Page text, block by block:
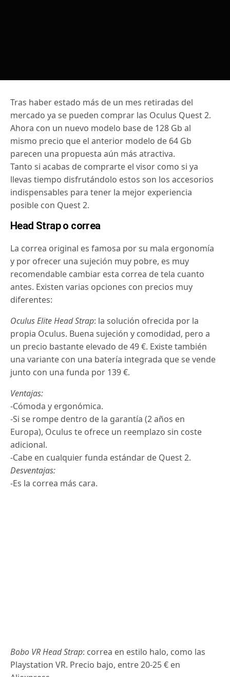
Tras haber estado más de un mes retiradas del
mercado ya se pueden comprar las Oculus Quest 2.
Ahora con un nuevo modelo base de 128 Gb al
mismo precio que el anterior modelo de 64 Gb
parecen una propuesta aún más atractiva.
Tanto si acabas de comprarte el visor como si ya
llevas tiempo disfrutándolo estos son los accesorios
indispensables para tener la mejor experiencia
posible con Quest 2.
Head Strap o correa
La correa original es famosa por su mala ergonomía
y por ofrecer una sujeción muy pobre, es muy
recomendable cambiar esta correa de tela cuanto
antes. Existen varias opciones con precios muy
diferentes:
Oculus Elite Head Strap: la solución ofrecida por la
propia Oculus. Buena sujeción y comodidad, pero a
un precio bastante elevado de 49 €. Existe también
una variante con una batería integrada que se vende
junto con una funda por 139 €.
Ventajas:
-Cómoda y ergonómica.
-Si se rompe dentro de la garantía (2 años en
Europa), Oculus te ofrece un reemplazo sin coste
adicional.
-Cabe en cualquier funda estándar de Quest 2.
Desventajas:
-Es la correa más cara.
Bobo VR Head Strap: correa en estilo halo, como las
Playstation VR. Precio bajo, entre 20-25 € en